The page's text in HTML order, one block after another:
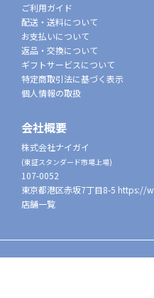
ご利用ガイド
配送・送料について
お支払いについて
返品・交換について
ギフトサービスについて
特定商取引法に基づく表示
個人情報の取扱
会社概要
株式会社ナイガイ
(東証スタンダード市場上場)
107-0052
東京都港区赤坂7丁目8-5 https://
店舗一覧
©2022 NAIGAI